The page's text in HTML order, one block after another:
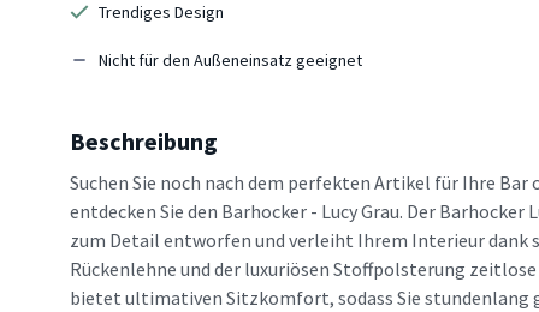
Trendiges Design
Nicht für den Außeneinsatz geeignet
Beschreibung
Suchen Sie noch nach dem perfekten Artikel für Ihre Bar
entdecken Sie den Barhocker - Lucy Grau. Der Barhocker
zum Detail entworfen und verleiht Ihrem Interieur dank
Rückenlehne und der luxuriösen Stoffpolsterung
bietet ultimativen Sitzkomfort, sodass Sie stundenlang